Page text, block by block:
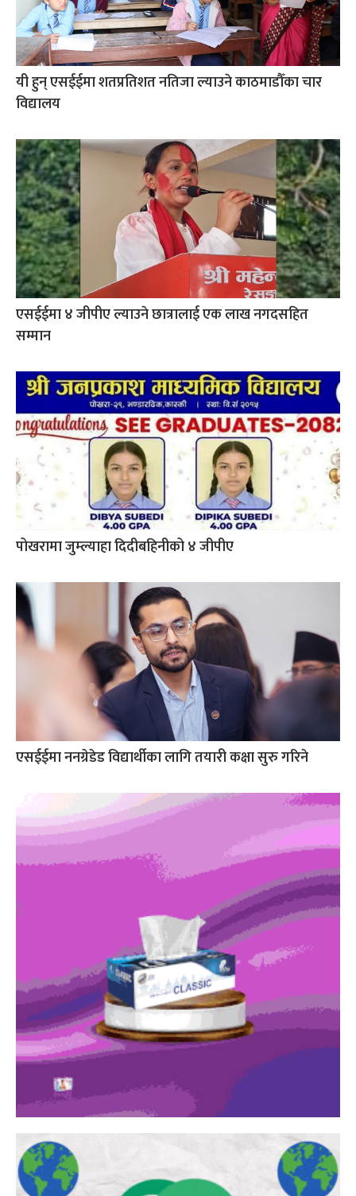
यी हुन् एसईईमा शतप्रतिशत नतिजा ल्याउने काठमाडौँका चार
विद्यालय
एसईईमा ४ जीपीए ल्याउने छात्रालाई एक लाख नगदसहित
सम्मान
पोखरामा जुम्ल्याहा दिदीबहिनीको ४ जीपीए
एसईईमा ननग्रेडेड विद्यार्थीका लागि तयारी कक्षा सुरु गरिने